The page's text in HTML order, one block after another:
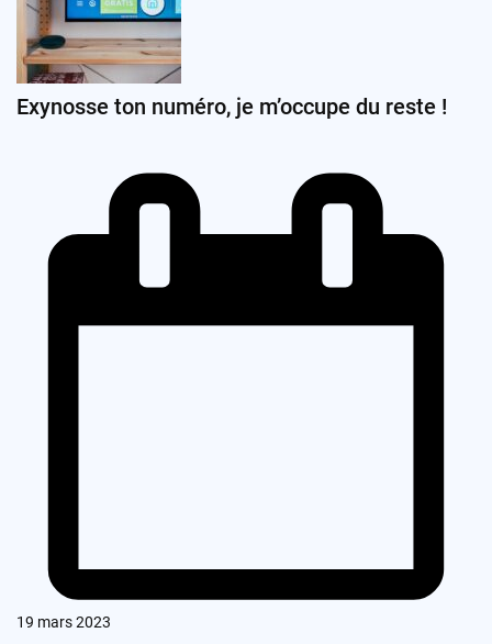
Exynosse ton numéro, je m’occupe du reste !
19 mars 2023